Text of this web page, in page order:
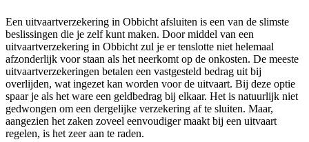
Een uitvaartverzekering in Obbicht afsluiten is een van de slimste
beslissingen die je zelf kunt maken. Door middel van een
uitvaartverzekering in Obbicht zul je er tenslotte niet helemaal
afzonderlijk voor staan als het neerkomt op de onkosten. De meeste
uitvaartverzekeringen betalen een vastgesteld bedrag uit bij
overlijden, wat ingezet kan worden voor de uitvaart. Bij deze optie
spaar je als het ware een geldbedrag bij elkaar. Het is natuurlijk niet
gedwongen om een dergelijke verzekering af te sluiten. Maar,
aangezien het zaken zoveel eenvoudiger maakt bij een uitvaart
regelen, is het zeer aan te raden.